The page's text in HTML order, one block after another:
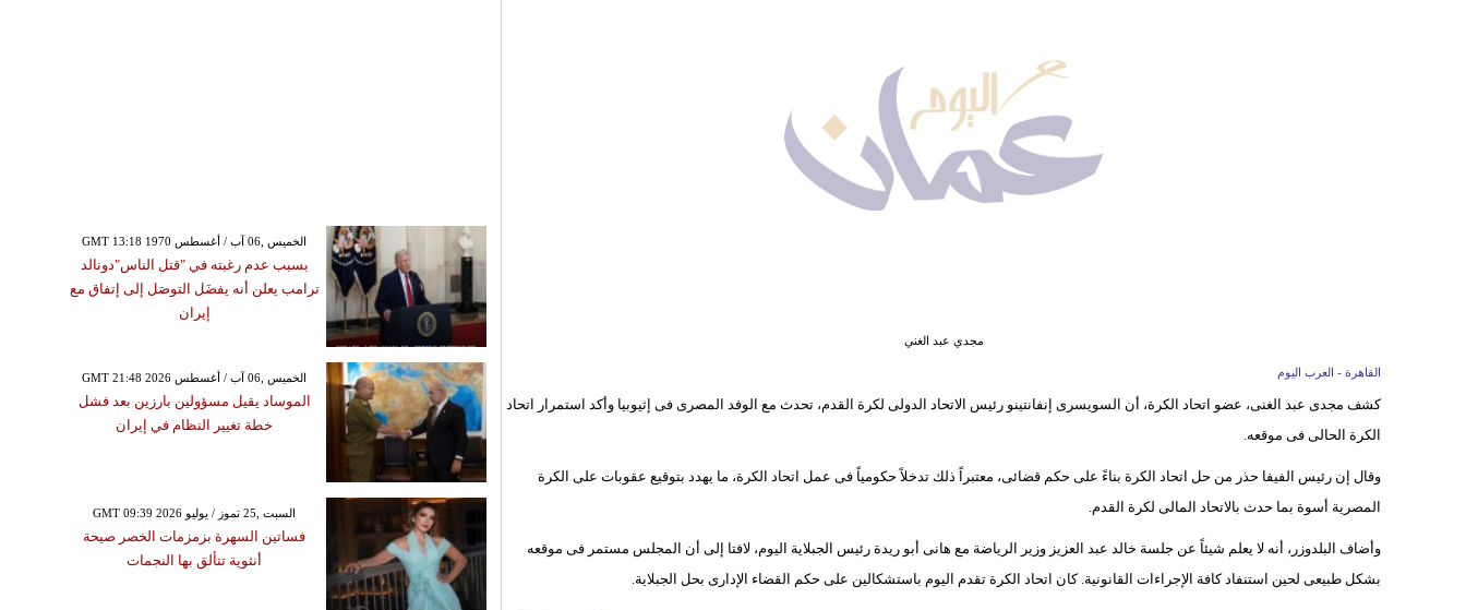
مجدي عبد الغني
القاهرة - العرب اليوم
كشف مجدى عبد الغنى، عضو اتحاد الكرة، أن السويسرى إنفانتينو رئيس الاتحاد الدولى لكرة القدم، تحدث مع الوفد المصرى فى إثيوبيا وأكد استمرار اتحاد
الكرة الحالى فى موقعه.
وقال إن رئيس الفيفا حذر من حل اتحاد الكرة بناءً على حكم قضائى، معتبراً ذلك تدخلاً حكومياً فى عمل اتحاد الكرة، ما يهدد بتوقيع عقوبات على الكرة
المصرية أسوة بما حدث بالاتحاد المالى لكرة القدم.
وأضاف البلدوزر، أنه لا يعلم شيئاً عن جلسة خالد عبد العزيز وزير الرياضة مع هانى أبو ريدة رئيس الجبلاية اليوم، لافتا إلى أن المجلس مستمر فى موقعه
بشكل طبيعى لحين استنفاد كافة الإجراءات القانونية. كان اتحاد الكرة تقدم اليوم باستشكالين على حكم القضاء الإدارى بحل الجبلاية.
GMT 13:18 1970 الخميس ,06 آب / أغسطس
بسبب عدم رغبته في "قتل الناس"دونالد
ترامب يعلن أنه يفضَل التوصَل إلى إتفاق مع
إيران
GMT 21:48 2026 الخميس ,06 آب / أغسطس
الموساد يقيل مسؤولين بارزين بعد فشل
خطة تغيير النظام في إيران
GMT 09:39 2026 السبت ,25 تموز / يوليو
فساتين السهرة بزمزمات الخصر صيحة
أنثوية تتألق بها النجمات